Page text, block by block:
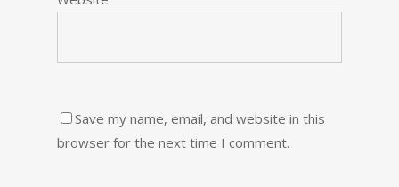
Save my name, email, and website in this
browser for the next time I comment.